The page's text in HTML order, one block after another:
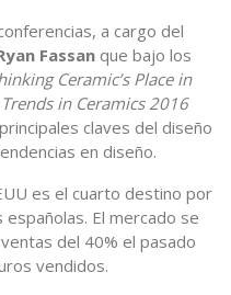
a cargo del
Fassanque bajo los
Ceramic’s Place in
in Ceramics 2016
claves del diseño
en diseño.
es el cuarto destino por
El mercado se
del 40% el pasado
vendidos.